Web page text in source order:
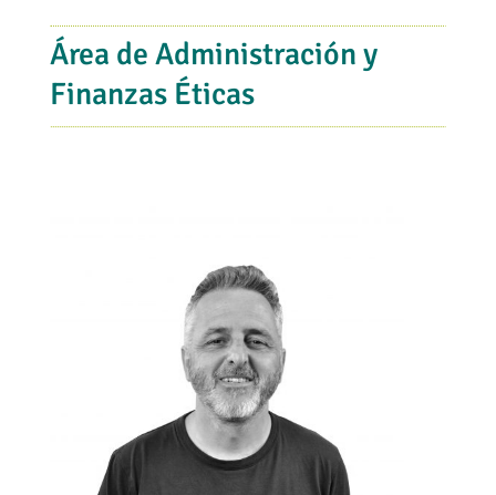
Área de Administración y
Finanzas Éticas